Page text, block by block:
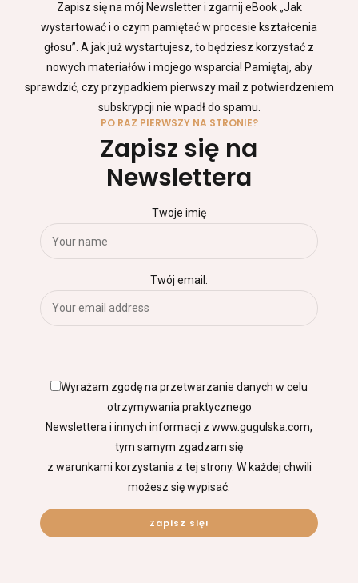
Zapisz się na mój Newsletter i zgarnij eBook „Jak
wystartować i o czym pamiętać w procesie kształcenia
głosu”. A jak już wystartujesz, to będziesz korzystać z
nowych materiałów i mojego wsparcia! Pamiętaj, aby
sprawdzić, czy przypadkiem pierwszy mail z potwierdzeniem
subskrypcji nie wpadł do spamu.
PO RAZ PIERWSZY NA STRONIE?
Zapisz się na
Newslettera
Twoje imię
Twój email:
Wyrażam zgodę na przetwarzanie danych w celu
otrzymywania praktycznego
Newslettera i innych informacji z www.gugulska.com,
tym samym zgadzam się
z warunkami korzystania z tej strony. W każdej chwili
możesz się wypisać.